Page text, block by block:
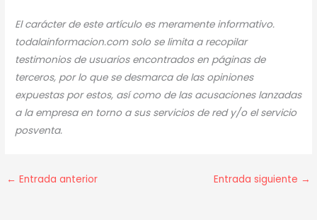
El carácter de este artículo es meramente informativo.
todalainformacion.com solo se limita a recopilar
testimonios de usuarios encontrados en páginas de
terceros, por lo que se desmarca de las opiniones
expuestas por estos, así como de las acusaciones lanzadas
a la empresa en torno a sus servicios de red y/o el servicio
posventa.
← Entrada anterior Entrada siguiente →